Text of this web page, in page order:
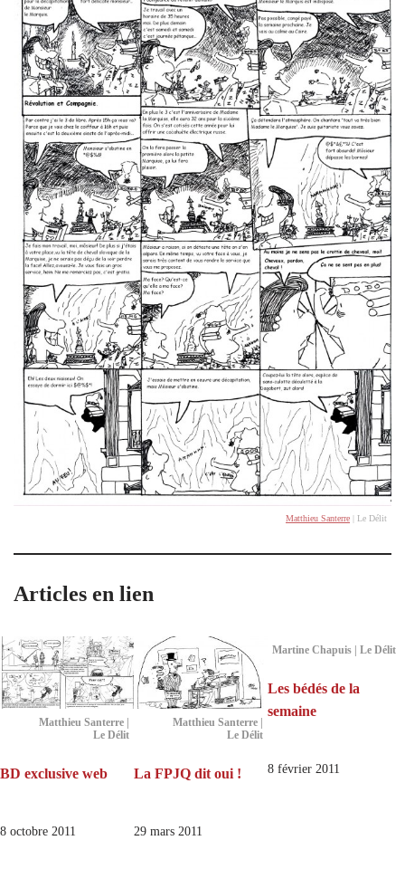
Matthieu Santerre | Le Délit
Articles en lien
Matthieu Santerre |
Le Délit
BD exclusive web
8 octobre 2011
Matthieu Santerre |
Le Délit
La FPJQ dit oui !
29 mars 2011
Martine Chapuis | Le Délit
Les bédés de la
semaine
8 février 2011